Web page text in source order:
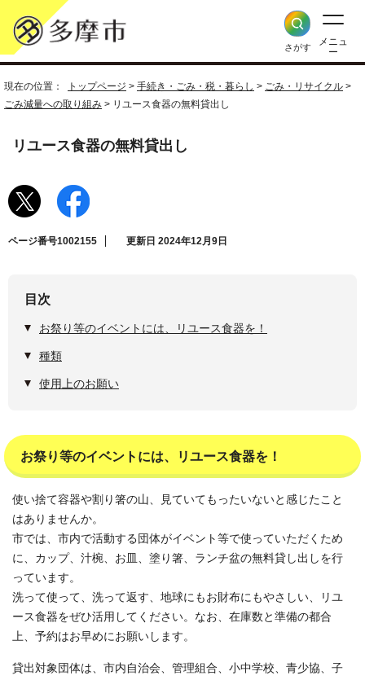
さがす
メニュ
ー
現在の位置： トップページ > 手続き・ごみ・税・暮らし > ごみ・リサイクル >
ごみ減量への取り組み > リユース食器の無料貸出し
リユース食器の無料貸出し
ページ番号1002155 更新日 2024年12月9日
目次
お祭り等のイベントには、リユース食器を！
種類
使用上のお願い
お祭り等のイベントには、リユース食器を！
使い捨て容器や割り箸の山、見ていてもったいないと感じたこと
はありませんか。
市では、市内で活動する団体がイベント等で使っていただくため
に、カップ、汁椀、お皿、塗り箸、ランチ盆の無料貸し出しを行
っています。
洗って使って、洗って返す、地球にもお財布にもやさしい、リユ
ース食器をぜひ活用してください。なお、在庫数と準備の都合
上、予約はお早めにお願いします。
貸出対象団体は、市内自治会、管理組合、小中学校、青少協、子